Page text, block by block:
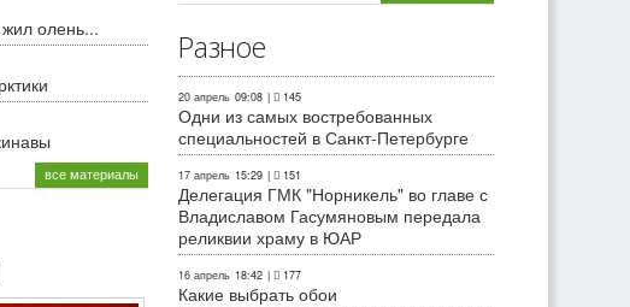
олень...
все материалы
Разное
20 апрель 09:08 | 145
Одни из самых востребованных
специальностей в Санкт-Петербурге
17 апрель 15:29 | 151
Делегация ГМК "Норникель" во главе с
Владиславом Гасумяновым передала
реликвии храму в ЮАР
16 апрель 18:42 | 177
Какие выбрать обои